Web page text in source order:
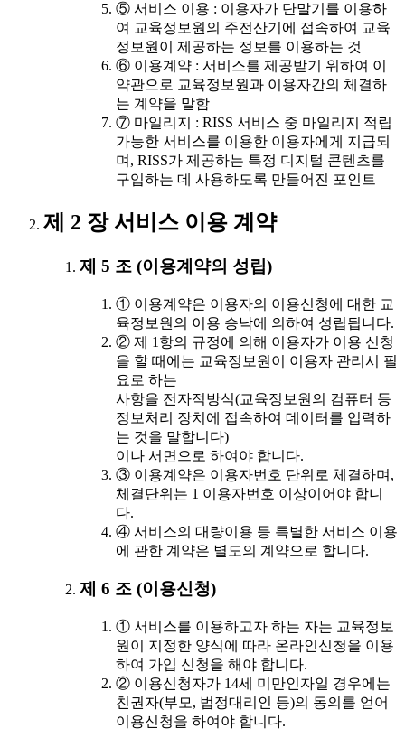
⑤ 서비스 이용 : 이용자가 단말기를 이용하
여 교육정보원의 주전산기에 접속하여 교육
정보원이 제공하는 정보를 이용하는 것
⑥ 이용계약 : 서비스를 제공받기 위하여 이
약관으로 교육정보원과 이용자간의 체결하
는 계약을 말함
⑦ 마일리지 : RISS 서비스 중 마일리지 적립
가능한 서비스를 이용한 이용자에게 지급되
며, RISS가 제공하는 특정 디지털 콘텐츠를
구입하는 데 사용하도록 만들어진 포인트
제 2 장 서비스 이용 계약
제 5 조 (이용계약의 성립)
① 이용계약은 이용자의 이용신청에 대한 교
육정보원의 이용 승낙에 의하여 성립됩니다.
② 제 1항의 규정에 의해 이용자가 이용 신청
을 할 때에는 교육정보원이 이용자 관리시 필
요로 하는
사항을 전자적방식(교육정보원의 컴퓨터 등
정보처리 장치에 접속하여 데이터를 입력하
는 것을 말합니다)
이나 서면으로 하여야 합니다.
③ 이용계약은 이용자번호 단위로 체결하며,
체결단위는 1 이용자번호 이상이어야 합니
다.
④ 서비스의 대량이용 등 특별한 서비스 이용
에 관한 계약은 별도의 계약으로 합니다.
제 6 조 (이용신청)
① 서비스를 이용하고자 하는 자는 교육정보
원이 지정한 양식에 따라 온라인신청을 이용
하여 가입 신청을 해야 합니다.
② 이용신청자가 14세 미만인자일 경우에는
친권자(부모, 법정대리인 등)의 동의를 얻어
이용신청을 하여야 합니다.